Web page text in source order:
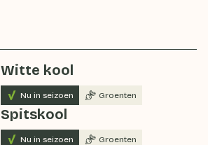
Witte kool
Nu in seizoen Groenten
Spitskool
Nu in seizoen Groenten